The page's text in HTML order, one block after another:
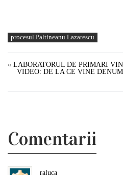
procesul Paltineanu Lazarescu
« LABORATORUL DE PRIMARI
VIDEO: DE LA CE VINE
Comentarii
raluca